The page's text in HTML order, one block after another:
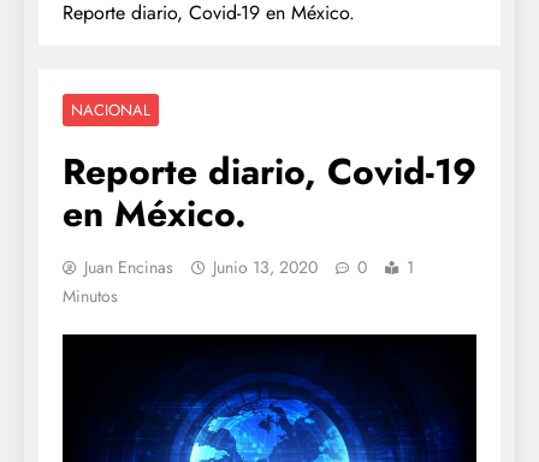
Reporte diario, Covid-19 en México.
NACIONAL
Reporte diario, Covid-19
en México.
Juan Encinas Junio 13, 2020 0
1
Minutos